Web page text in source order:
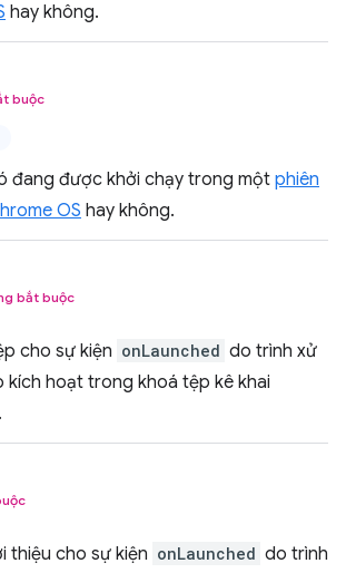
hay không.
buộc
đang được khởi chạy trong một phiên
OS hay không.
bắt buộc
cho sự kiện onLaunched do trình xử
kích hoạt trong khoá tệp kê khai
.
thiệu cho sự kiện onLaunched do trình